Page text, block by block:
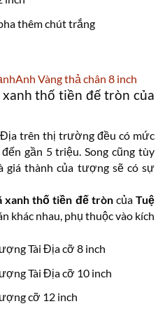
thêm chút trắng
Vàng thả chân 8 inch
xanh thố tiền đế tròn của
trên thị trường đều có mức
gần 5 triệu. Song cũng tùy
giá thành của tượng sẽ có sự
xanh thố tiền đế tròn củaTuệ
khác nhau, phụ thuộc vào kích
Tài Địa cỡ 8 inch
Tài Địa cỡ 10 inch
cỡ 12 inch